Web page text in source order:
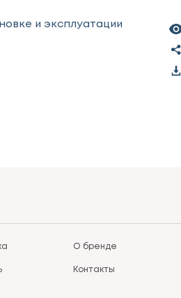
и эксплуатации
О бренде
Контакты